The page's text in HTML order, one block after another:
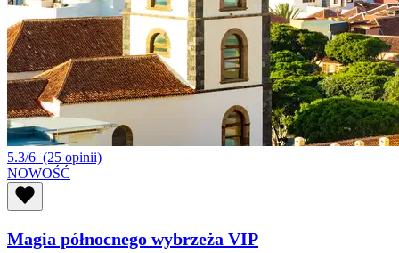
5.3/6 (25 opinii)
NOWOŚĆ
Magia północnego wybrzeża VIP